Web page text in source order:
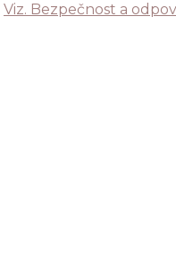
Viz. Bezpečnost a